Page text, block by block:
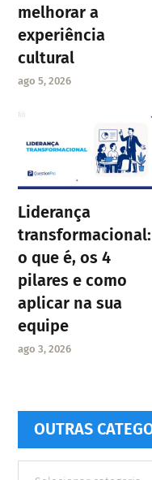
melhorar a
experiência
cultural
ago 5, 2026
Liderança
transformacional:
o que é, os 4
pilares e como
aplicar na sua
equipe
ago 3, 2026
OUTRAS